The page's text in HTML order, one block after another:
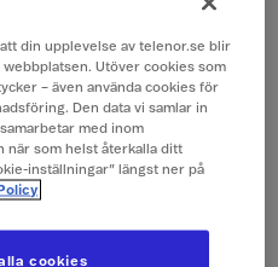
19 kr/min
4 kr/st
din upplevelse av telenor.se blir
Utöver cookies som
– även använda cookies för
Den data vi samlar in
med inom
när som helst återkalla ditt
inställningar” längst ner på
cookies